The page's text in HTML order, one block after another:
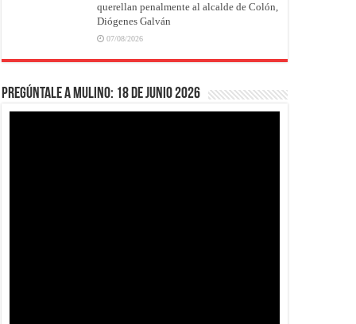
querellan penalmente al alcalde de Colón,
Diógenes Galván
07/08/2026
Pregúntale a Mulino: 18 de junio 2026